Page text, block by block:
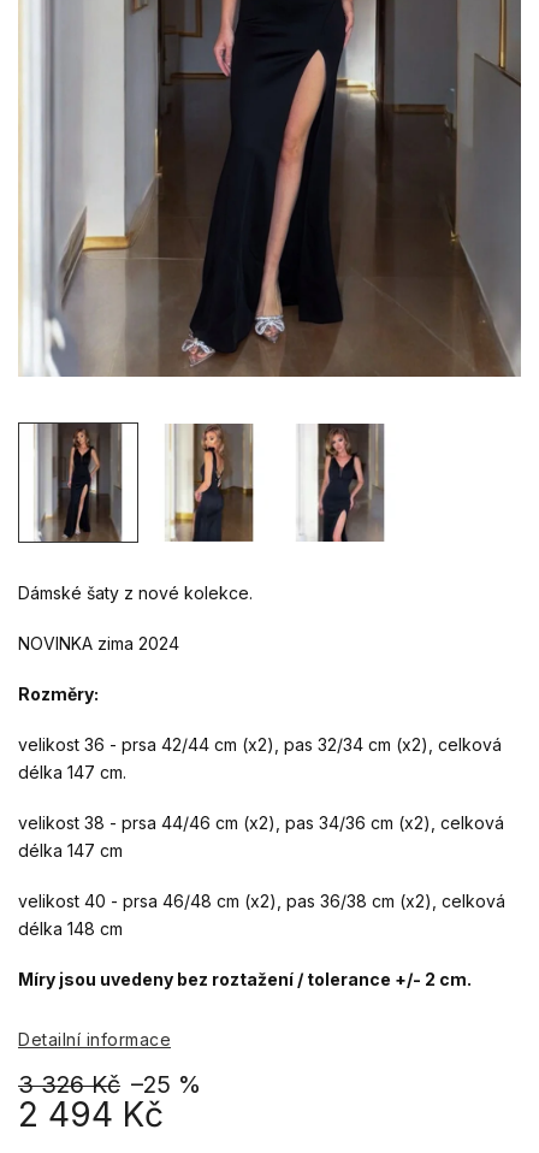
3 326 Kč –25 %
2 494 Kč
Dámské šaty z nové kolekce.
NOVINKA zima 2024
Rozměry:
velikost 36 - prsa 42/44 cm (x2), pas 32/34 cm (x2), celková
délka 147 cm.
velikost 38 - prsa 44/46 cm (x2), pas 34/36 cm (x2), celková
délka 147 cm
velikost 40 - prsa 46/48 cm (x2), pas 36/38 cm (x2), celková
délka 148 cm
Míry jsou uvedeny bez roztažení / tolerance +/- 2 cm.
Detailní informace